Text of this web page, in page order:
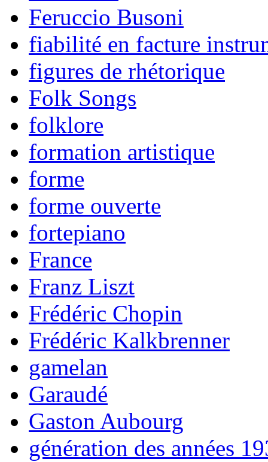
Feruccio Busoni
fiabilité en facture
figures de rhétorique
Folk Songs
folklore
formation artistique
forme
forme ouverte
fortepiano
France
Franz Liszt
Frédéric Chopin
Frédéric Kalkbrenner
gamelan
Garaudé
Gaston Aubourg
génération des années